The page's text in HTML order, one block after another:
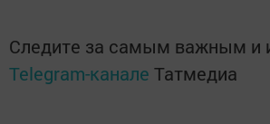
Следите за самым важным и
Telegram-канале Татмедиа